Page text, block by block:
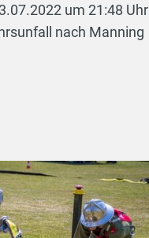
um 21:48 Uhr
nach Manning